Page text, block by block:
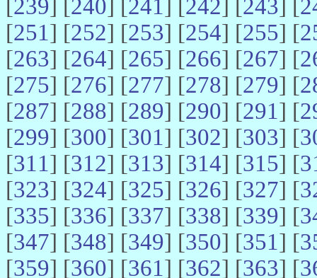
[239] [240] [241] [242] [243] [
[251] [252] [253] [254] [255] [
[263] [264] [265] [266] [267] [
[275] [276] [277] [278] [279] [
[287] [288] [289] [290] [291] [
[299] [300] [301] [302] [303] [
[311] [312] [313] [314] [315] [
[323] [324] [325] [326] [327] [
[335] [336] [337] [338] [339] [
[347] [348] [349] [350] [351] [
[359] [360] [361] [362] [363] [